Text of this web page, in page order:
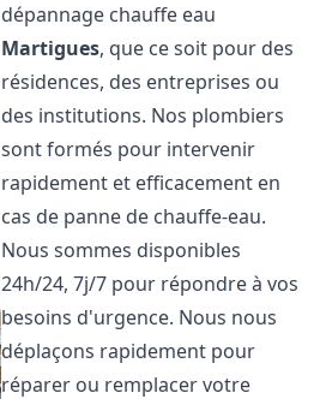
dépannage chauffe eau
Martigues, que ce soit pour des
résidences, des entreprises ou
des institutions. Nos plombiers
sont formés pour intervenir
rapidement et efficacement en
cas de panne de chauffe-eau.
Nous sommes disponibles
24h/24, 7j/7 pour répondre à vos
besoins d'urgence. Nous nous
déplaçons rapidement pour
réparer ou remplacer votre